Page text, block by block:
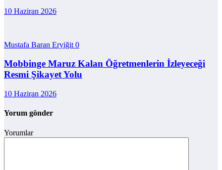
10 Haziran 2026
Mustafa Baran Eryiğit 0
Mobbinge Maruz Kalan Öğretmenlerin İzleyeceği
Resmi Şikayet Yolu
10 Haziran 2026
Yorum gönder
Yorumlar